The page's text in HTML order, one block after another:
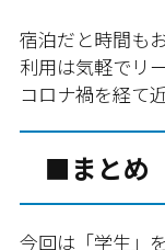
宿泊だと時間も
利用は気軽でリ
コロナ禍を経て
■まとめ
今回は「学生」